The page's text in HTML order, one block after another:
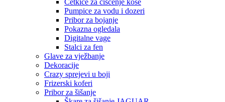
Četkice za čišćenje kose
Pumpice za vodu i dozeri
Pribor za bojanje
Pokazna ogledala
Digitalne vage
Stalci za fen
Glave za vježbanje
Dekoracije
Crazy sprejevi u boji
Frizerski koferi
Pribor za šišanje